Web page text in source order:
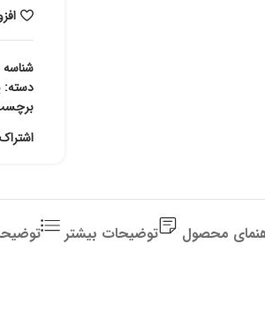
دسته:
محصول توضیحات بیشتر